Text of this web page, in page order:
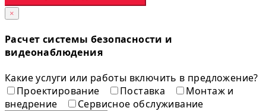
×
Расчет системы безопасности и
видеонаблюдения
Какие услуги или работы включить в предложение?
Проектирование
Поставка
Монтаж и
внедрение
Сервисное обслуживание